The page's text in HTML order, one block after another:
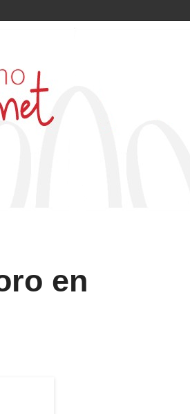
en